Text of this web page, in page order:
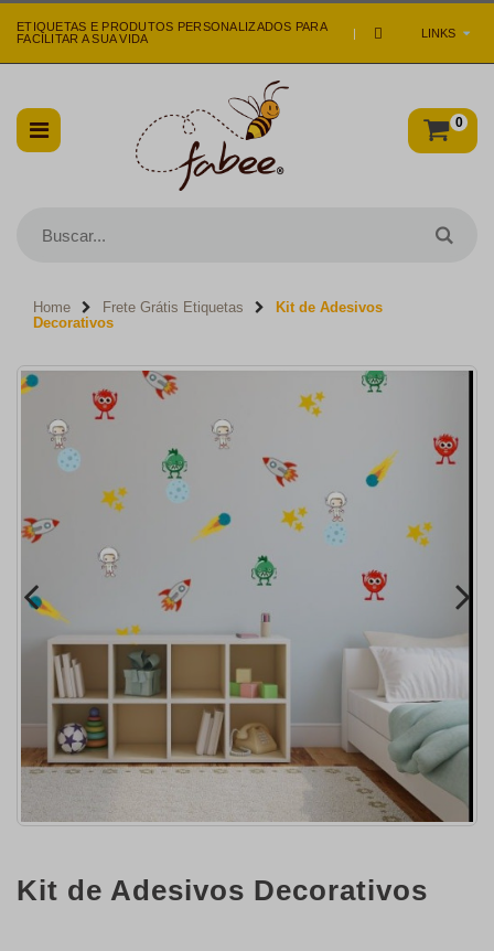
LINKS
ETIQUETAS E PRODUTOS PERSONALIZADOS PARA
FACILITAR A SUA VIDA
|
0
Home Frete Grátis Etiquetas
Kit de Adesivos
Decorativos
Kit de Adesivos Decorativos